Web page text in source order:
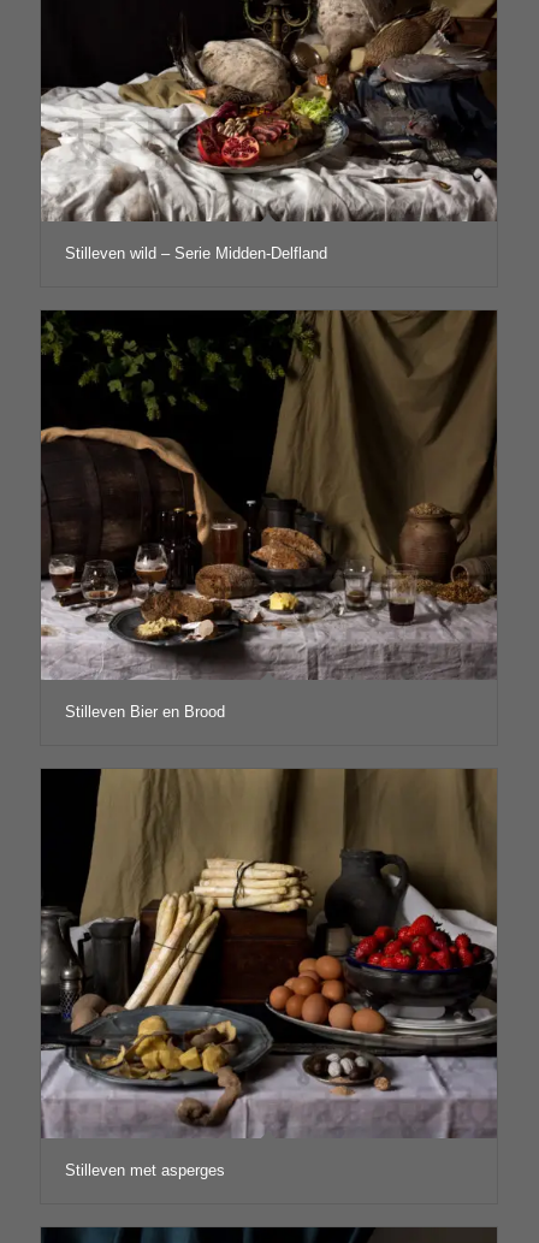
Stilleven wild – Serie Midden-Delfland
Stilleven Bier en Brood
Stilleven met asperges